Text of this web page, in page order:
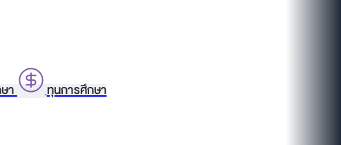
ษา
ทุนการศึกษา